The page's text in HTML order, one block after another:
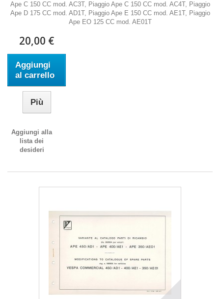
Ape C 150 CC mod. AC3T, Piaggio Ape C 150 CC mod. AC4T, Piaggio
Ape D 175 CC mod. AD1T, Piaggio Ape E 150 CC mod. AE1T, Piaggio
Ape EO 125 CC mod. AE01T
20,00 €
Aggiungi
al carrello
Più
Aggiungi alla
lista dei
desideri